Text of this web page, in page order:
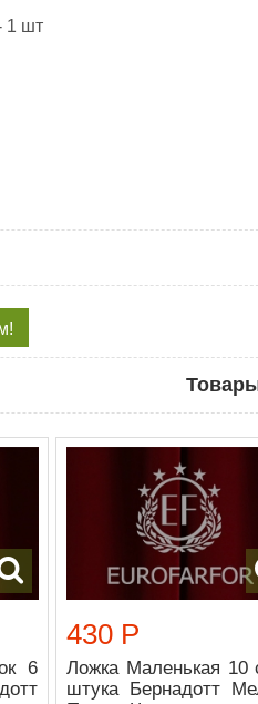
1 шт
6
430 Р
Ложка Маленькая 10
штука Бернадотт